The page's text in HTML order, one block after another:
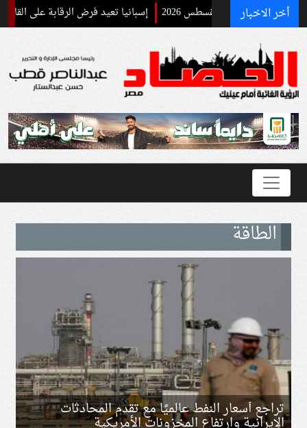
أخر الاخبار
8 أغسطس 2026 إسبانيا تعيد فرض الرقابة على القادمين
الطاقة
تراجع أسعار النفط عالميًا مع تقدم المحادثات
الإيرانية وارتفاع المخزونات الأمريكية